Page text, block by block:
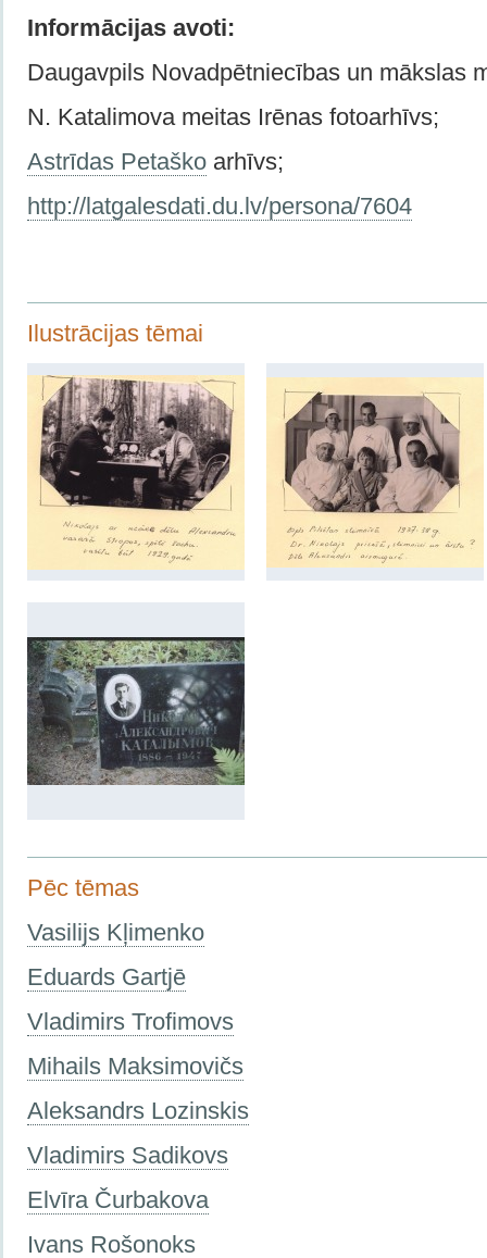
Informācijas avoti:
Daugavpils Novadpētniecības un mākslas
N. Katalimova meitas Irēnas fotoarhīvs;
Аstrīdas Petaško arhīvs;
http://latgalesdati.du.lv/persona/7604
Ilustrācijas tēmai
Pēc tēmas
Vasilijs Kļimenko
Eduards Gartjē
Vladimirs Trofimovs
Mihails Maksimovičs
Aleksandrs Lozinskis
Vladimirs Sadikovs
Elvīra Čurbakova
Ivans Rošonoks